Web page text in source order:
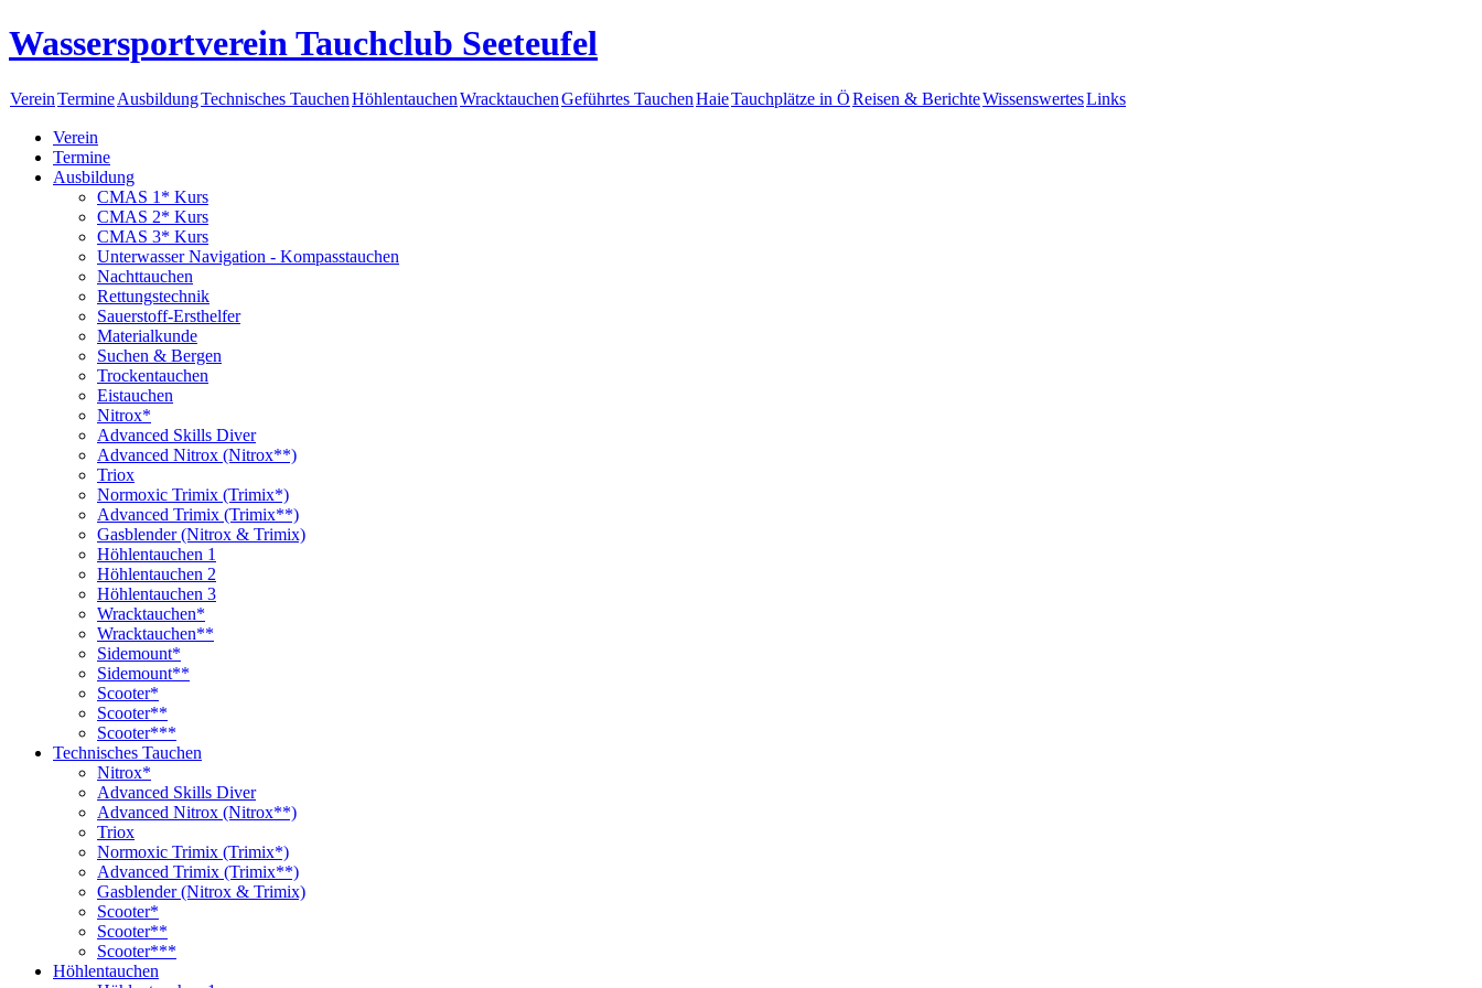
Wassersportverein Tauchclub Seeteufel
VereinTermineAusbildungTechnisches TauchenHöhlentauchenWracktauchenGeführtes TauchenHaieTauchplätze in ÖReisen & BerichteWissenswertesLinks
Verein
Termine
Ausbildung
CMAS 1* Kurs
CMAS 2* Kurs
CMAS 3* Kurs
Unterwasser Navigation - Kompasstauchen
Nachttauchen
Rettungstechnik
Sauerstoff-Ersthelfer
Materialkunde
Suchen & Bergen
Trockentauchen
Eistauchen
Nitrox*
Advanced Skills Diver
Advanced Nitrox (Nitrox**)
Triox
Normoxic Trimix (Trimix*)
Advanced Trimix (Trimix**)
Gasblender (Nitrox & Trimix)
Höhlentauchen 1
Höhlentauchen 2
Höhlentauchen 3
Wracktauchen*
Wracktauchen**
Sidemount*
Sidemount**
Scooter*
Scooter**
Scooter***
Technisches Tauchen
Nitrox*
Advanced Skills Diver
Advanced Nitrox (Nitrox**)
Triox
Normoxic Trimix (Trimix*)
Advanced Trimix (Trimix**)
Gasblender (Nitrox & Trimix)
Scooter*
Scooter**
Scooter***
Höhlentauchen